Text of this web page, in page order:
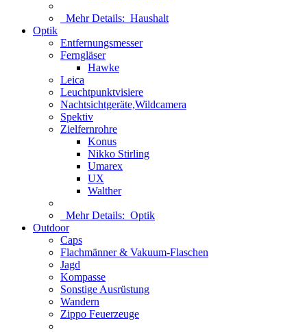
Mehr Details: Haushalt
Optik
Entfernungsmesser
Ferngläser
Hawke
Leica
Leuchtpunktvisiere
Nachtsichtgeräte,Wildcamera
Spektiv
Zielfernrohre
Konus
Nikko Stirling
Umarex
UX
Walther
Mehr Details: Optik
Outdoor
Caps
Flachmänner & Vakuum-Flaschen
Jagd
Kompasse
Sonstige Ausrüstung
Wandern
Zippo Feuerzeuge